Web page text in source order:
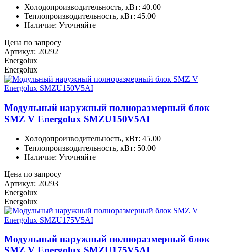
Холодопроизводительность, кВт: 40.00
Теплопроизводительность, кВт: 45.00
Наличие: Уточняйте
Цена по запросу
Артикул: 20292
Energolux
Energolux
Модульный наружный полноразмерный блок
SMZ V Energolux SMZU150V5AI
Холодопроизводительность, кВт: 45.00
Теплопроизводительность, кВт: 50.00
Наличие: Уточняйте
Цена по запросу
Артикул: 20293
Energolux
Energolux
Модульный наружный полноразмерный блок